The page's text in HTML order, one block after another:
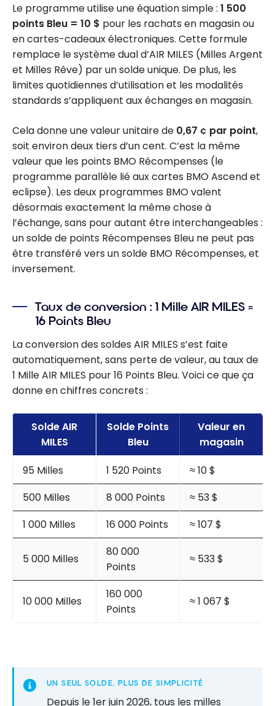
Le programme utilise une équation simple : 1 500
points Bleu = 10 $ pour les rachats en magasin ou
en cartes-cadeaux électroniques. Cette formule
remplace le système dual d’AIR MILES (Milles Argent
et Milles Rêve) par un solde unique. De plus, les
limites quotidiennes d’utilisation et les modalités
standards s’appliquent aux échanges en magasin.
Cela donne une valeur unitaire de 0,67 ¢ par point,
soit environ deux tiers d’un cent. C’est la même
valeur que les points BMO Récompenses (le
programme parallèle lié aux cartes BMO Ascend et
eclipse). Les deux programmes BMO valent
désormais exactement la même chose à
l’échange, sans pour autant être interchangeables :
un solde de points Récompenses Bleu ne peut pas
être transféré vers un solde BMO Récompenses, et
inversement.
Taux de conversion : 1 Mille AIR MILES =
16 Points Bleu
La conversion des soldes AIR MILES s’est faite
automatiquement, sans perte de valeur, au taux de
1 Mille AIR MILES pour 16 Points Bleu. Voici ce que ça
donne en chiffres concrets :
Solde AIR
MILES
Solde Points
Bleu
Valeur en
magasin
95 Milles
1 520 Points
≈ 10 $
500 Milles
8 000 Points
≈ 53 $
1 000 Milles
16 000 Points ≈ 107 $
5 000 Milles
80 000
Points
≈ 533 $
10 000 Milles
160 000
Points
≈ 1 067 $
UN SEUL SOLDE, PLUS DE SIMPLICITÉ
Depuis le 1er juin 2026, tous les milles